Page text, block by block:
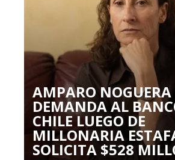
AMPARO NOGUERA
DEMANDA AL
CHILE LUEGO DE
MILLONARIA
SOLICITA $528